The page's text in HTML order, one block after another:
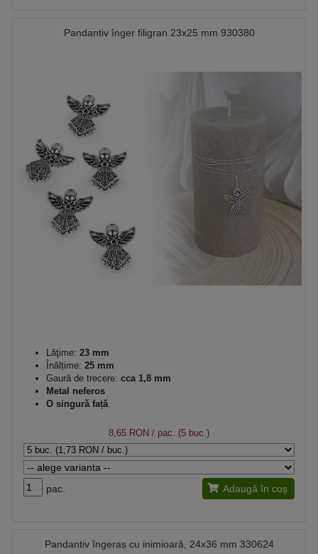
Pandantiv înger filigran 23x25 mm 930380
Lăţime: 23 mm
Înălțime: 25 mm
Gaură de trecere: cca 1,8 mm
Metal neferos
O singură față
8,65 RON / pac. (5 buc.)
pac. Adaugă în coș
Pandantiv îngeraș cu inimioară, 24x36 mm 330624